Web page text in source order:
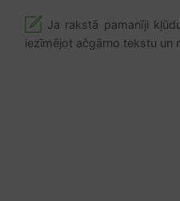
Ja rakstā pamanīji
iezīmējot ačgārno tekstu un